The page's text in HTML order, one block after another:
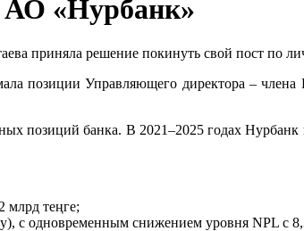
АО «Нурбанк»
приняла решение покинуть свой пост по
позиции Управляющего директора –
позиций банка. В 2021–2025 годах
млрд теңге;
с одновременным снижением уровня NPL с